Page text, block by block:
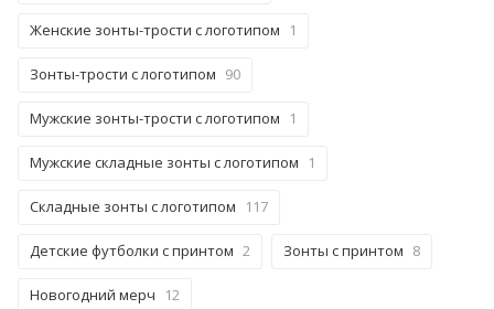
Женские зонты-трости с логотипом 1
Зонты-трости с логотипом 90
Мужские зонты-трости с логотипом 1
Мужские складные зонты с логотипом 1
Складные зонты с логотипом 117
Детские футболки с принтом 2 Зонты с принтом 8
Новогодний мерч 12